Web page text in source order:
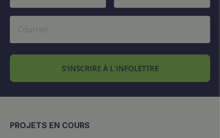
S'INSCRIRE À L'INFOLETTRE
PROJETS EN COURS